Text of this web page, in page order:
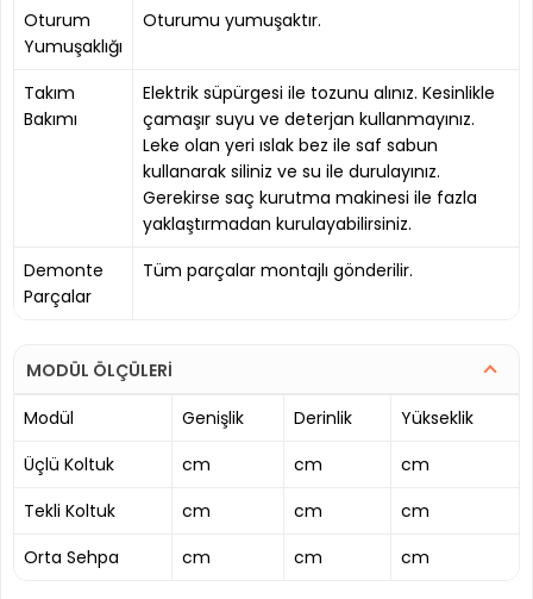
Oturum
Yumuşaklığı
Oturumu yumuşaktır.
Takım
Bakımı
Elektrik süpürgesi ile tozunu alınız. Kesinlikle
çamaşır suyu ve deterjan kullanmayınız.
Leke olan yeri ıslak bez ile saf sabun
kullanarak siliniz ve su ile durulayınız.
Gerekirse saç kurutma makinesi ile fazla
yaklaştırmadan kurulayabilirsiniz.
Demonte
Parçalar
Tüm parçalar montajlı gönderilir.
MODÜL ÖLÇÜLERİ
Modül
Genişlik Derinlik
Yükseklik
Üçlü Koltuk
cm cm
cm
Tekli Koltuk
cm cm
cm
Orta Sehpa
cm cm cm